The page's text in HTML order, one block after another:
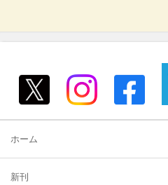
ホーム
新刊